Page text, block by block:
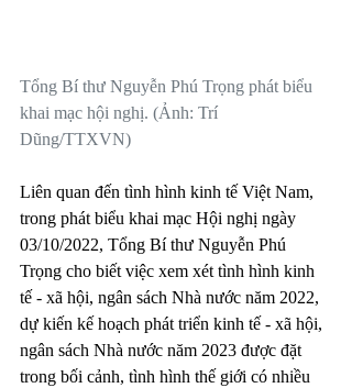
Tổng Bí thư Nguyễn Phú Trọng phát biểu
khai mạc hội nghị. (Ảnh: Trí
Dũng/TTXVN)
Liên quan đến tình hình kinh tế Việt Nam,
trong phát biểu khai mạc Hội nghị ngày
03/10/2022, Tổng Bí thư Nguyễn Phú
Trọng cho biết việc xem xét tình hình kinh
tế - xã hội, ngân sách Nhà nước năm 2022,
dự kiến kế hoạch phát triển kinh tế - xã hội,
ngân sách Nhà nước năm 2023 được đặt
trong bối cảnh, tình hình thế giới có nhiều